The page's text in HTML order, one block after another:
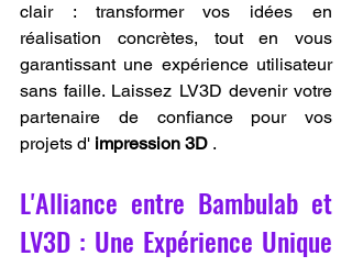
clair : transformer vos idées en
réalisation concrètes, tout en vous
garantissant une expérience utilisateur
sans faille. Laissez LV3D devenir votre
partenaire de confiance pour vos
projets d' impression 3D .
L'Alliance entre Bambulab et
LV3D : Une Expérience Unique